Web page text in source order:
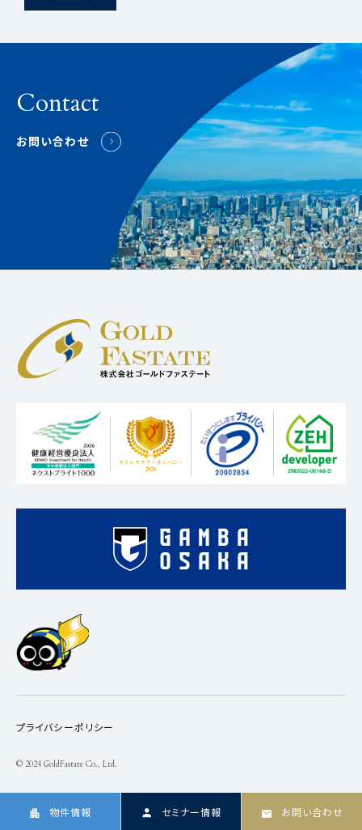
物件情報 セミナー情報 お問い合わせ
Contact
お問い合わせ
プライバシーポリシー
© 2024 GoldFastate Co., Ltd.